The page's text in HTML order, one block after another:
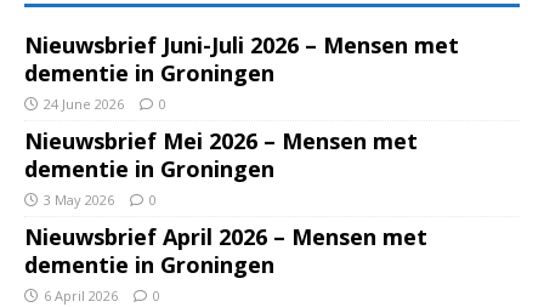
Nieuwsbrief Juni-Juli 2026 – Mensen met
dementie in Groningen
24 June 2026 0
Nieuwsbrief Mei 2026 – Mensen met
dementie in Groningen
3 May 2026 0
Nieuwsbrief April 2026 – Mensen met
dementie in Groningen
6 April 2026 0